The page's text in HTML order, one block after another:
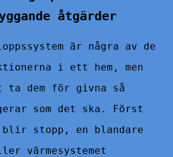
åtgärder
är några av de
i ett hem, men
dem för givna så
som det ska. Först
stopp, en blandare
värmesystemet